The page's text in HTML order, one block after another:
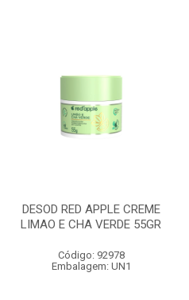
DESOD RED APPLE CREME
LIMAO E CHA VERDE 55GR
Código: 92978
Embalagem: UN1